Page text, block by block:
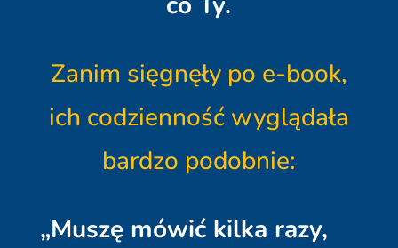
Zanim sięgnęły po e-book,
ich codzienność wyglądała
bardzo podobnie:
„Muszę mówić kilka razy,